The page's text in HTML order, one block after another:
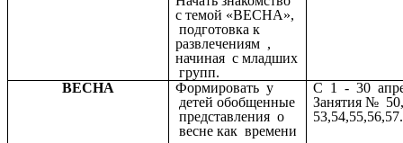
с темой «ВЕСНА»,
подготовка к
развлечениям ,
начиная с младших
групп.
ВЕСНА
Формировать у
детей обобщенные
представления о
весне как времени
С 1 - 30
Занятия №
53,54,55,56,57.